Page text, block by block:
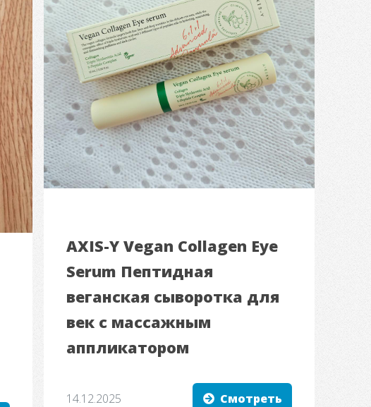
AXIS-Y Vegan Collagen Eye
Serum Пептидная
веганская сыворотка для
век с массажным
аппликатором
14.12.2025 Смотреть